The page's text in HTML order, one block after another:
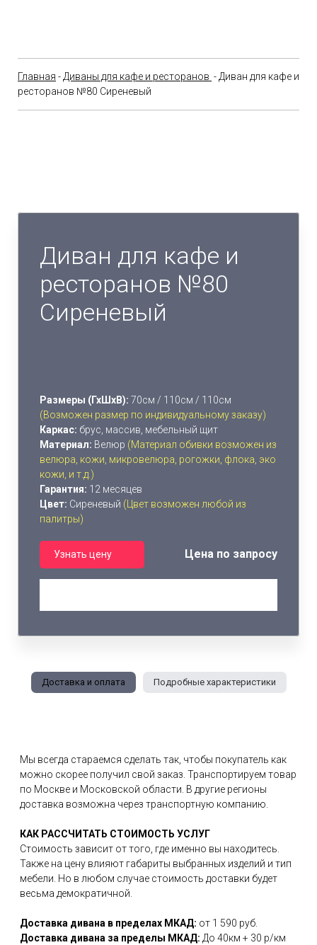
Главная -Диваны для кафе и ресторанов - Диван для кафе и
ресторанов №80 Сиреневый
Диван для кафе и
ресторанов №80
Сиреневый
Размеры (ГхШхВ): 70см / 110см / 110см
(Возможен размер по индивидуальному заказу)
Каркас: брус, массив, мебельный щит
Материал: Велюр (Материал обивки возможен из
велюра, кожи, микровелюра, рогожки, флока, эко
кожи, и т.д.)
Гарантия: 12 месяцев
Цвет: Сиреневый (Цвет возможен любой из
палитры)
Узнать цену Цена по запросу
Доставка и оплата Подробные характеристики
Мы всегда стараемся сделать так, чтобы покупатель как
можно скорее получил свой заказ. Транспортируем товар
по Москве и Московской области. В другие регионы
доставка возможна через транспортную компанию.
КАК РАССЧИТАТЬ СТОИМОСТЬ УСЛУГ
Стоимость зависит от того, где именно вы находитесь.
Также на цену влияют габариты выбранных изделий и тип
мебели. Но в любом случае стоимость доставки будет
весьма демократичной.
Доставка дивана в пределах МКАД: от 1 590 руб.
Доставка дивана за пределы МКАД: До 40км + 30 р/км